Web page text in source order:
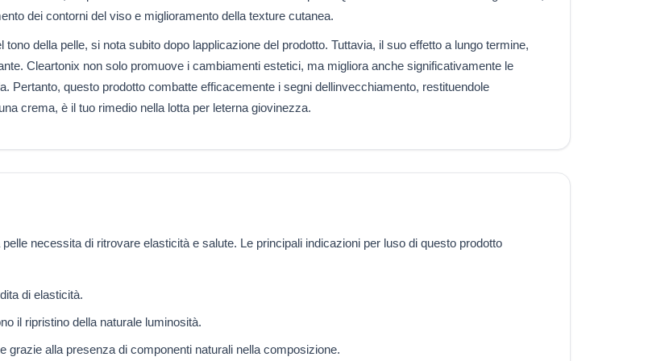
dei contorni del viso e miglioramento della texture cutanea.
della pelle, si nota subito dopo lapplicazione del prodotto. Tuttavia, il suo effetto a lungo termine,
Cleartonix non solo promuove i cambiamenti estetici, ma migliora anche significativamente le
Pertanto, questo prodotto combatte efficacemente i segni dellinvecchiamento, restituendole
crema, è il tuo rimedio nella lotta per leterna giovinezza.
necessita di ritrovare elasticità e salute. Le principali indicazioni per luso di questo prodotto
di elasticità.
il ripristino della naturale luminosità.
grazie alla presenza di componenti naturali nella composizione.